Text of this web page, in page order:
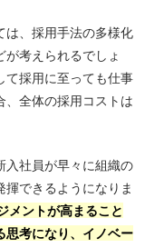
は、採用手法の多様化
考えられるでしょ
て採用に至っても仕事
、全体の採用コストは
入社員が早々に組織の
できるようになりま
メントが高まること
思考になり、イノベー